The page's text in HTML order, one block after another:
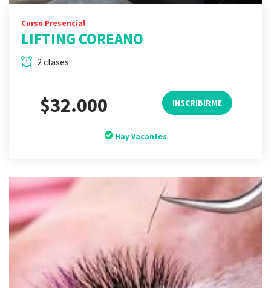
Curso Presencial
LIFTING COREANO
2 clases
$32.000 INSCRIBIRME
Hay Vacantes